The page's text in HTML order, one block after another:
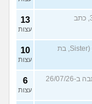
(אלירן, בן 30, כתב
13
עצות
(Sister, בת
10
עצות
(נערה, בת 16, כתבה ב-26/07/26
6
עצות